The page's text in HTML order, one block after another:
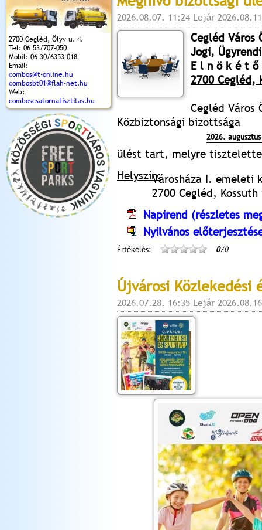
2700 Cegléd, Ölyv u. 4.
Tel: 06 53/707-050
Mobil: 06 30/6353-018
Email:
combos@t-online.hu
combosbt01@flah-net.hu
Web:
comboscsatornatisztitas.hu
2026.08.07. 11:24 Lejár
Cegléd Város
Jogi,
E l n ö k é t ő
2700 Cegléd,
Cegléd Város
Közbiztonsági bizottsága
2026.
ülést tart, melyre
Helyszín:Városháza I. emeleti
2700 Cegléd,
Napirend (részletes
Nyilvános
Értékelés: 0/0
Újvárosi Közlekedési
2026.07.28. 16:35 Lejár